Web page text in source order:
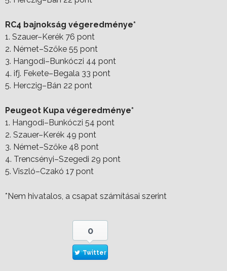
RC4 bajnokság végeredménye*
1. Szauer–Kerék 76 pont
2. Német–Szőke 55 pont
3. Hangodi–Bunkóczi 44 pont
4. ifj. Fekete–Begala 33 pont
5. Herczig–Bán 22 pont
Peugeot Kupa végeredménye*
1. Hangodi–Bunkóczi 54 pont
2. Szauer–Kerék 49 pont
3. Német–Szőke 48 pont
4. Trencsényi–Szegedi 29 pont
5. Viszló–Czakó 17 pont
*Nem hivatalos, a csapat számításai szerint
0
Twitter